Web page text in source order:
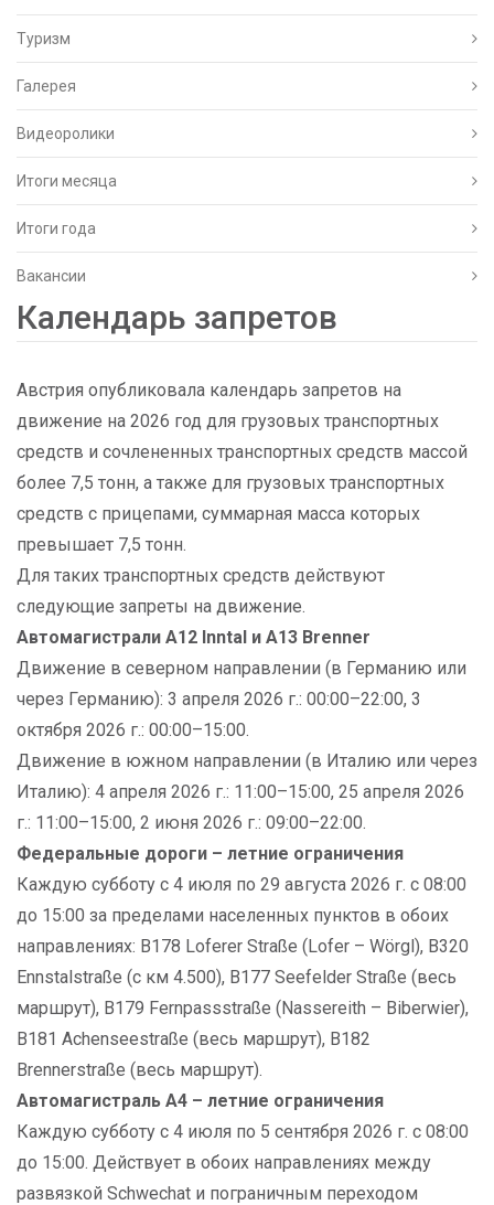
Туризм
Галерея
Видеоролики
Итоги месяца
Итоги года
Вакансии
Календарь запретов
Австрия опубликовала календарь запретов на
движение на 2026 год для грузовых транспортных
средств и сочлененных транспортных средств массой
более 7,5 тонн, а также для грузовых транспортных
средств с прицепами, суммарная масса которых
превышает 7,5 тонн.
Для таких транспортных средств действуют
следующие запреты на движение.
Автомагистрали A12 Inntal и A13 Brenner
Движение в северном направлении (в Германию или
через Германию): 3 апреля 2026 г.: 00:00–22:00, 3
октября 2026 г.: 00:00–15:00.
Движение в южном направлении (в Италию или через
Италию): 4 апреля 2026 г.: 11:00–15:00, 25 апреля 2026
г.: 11:00–15:00, 2 июня 2026 г.: 09:00–22:00.
Федеральные дороги – летние ограничения
Каждую субботу с 4 июля по 29 августа 2026 г. с 08:00
до 15:00 за пределами населенных пунктов в обоих
направлениях: B178 Loferer Straße (Lofer – Wörgl), B320
Ennstalstraße (с км 4.500), B177 Seefelder Straße (весь
маршрут), B179 Fernpassstraße (Nassereith – Biberwier),
B181 Achenseestraße (весь маршрут), B182
Brennerstraße (весь маршрут).
Автомагистраль A4 – летние ограничения
Каждую субботу с 4 июля по 5 сентября 2026 г. с 08:00
до 15:00. Действует в обоих направлениях между
развязкой Schwechat и пограничным переходом